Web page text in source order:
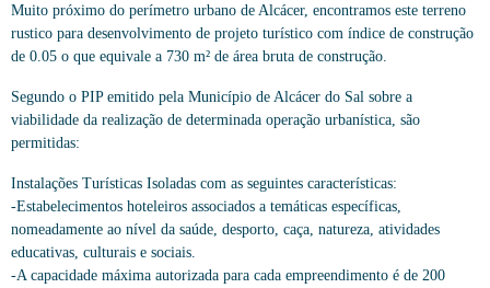
Muito próximo do perímetro urbano de Alcácer, encontramos este terreno
rustico para desenvolvimento de projeto turístico com índice de construção
de 0.05 o que equivale a 730 m² de área bruta de construção.
Segundo o PIP emitido pela Município de Alcácer do Sal sobre a
viabilidade da realização de determinada operação urbanística, são
permitidas:
Instalações Turísticas Isoladas com as seguintes características:
-Estabelecimentos hoteleiros associados a temáticas específicas,
nomeadamente ao nível da saúde, desporto, caça, natureza, atividades
educativas, culturais e sociais.
-A capacidade máxima autorizada para cada empreendimento é de 200